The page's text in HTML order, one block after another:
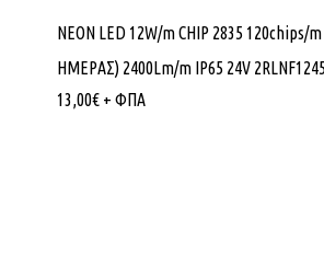
NEON LED 12W/m CHIP 2835 120chips/
ΗΜΕΡΑΣ) 2400Lm/m IP65 24V
13,00€ + ΦΠΑ